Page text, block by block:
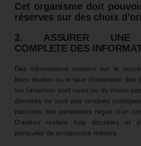
Cet organisme doit
réserves sur des choix
2. ASSURER UNE
COMPLETE DES
Des informations existent sur le
leurs études ou le taux d’obtention des
sur l’insertion sont rares ou du moins
données ne sont pas rendues
parcours des personnes reçue d’un
D’autres restent trop discrètes et
particulier de prospective métiers.